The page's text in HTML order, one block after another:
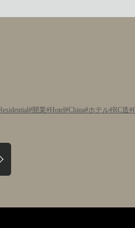
開業 Hotel China ホテル RC造